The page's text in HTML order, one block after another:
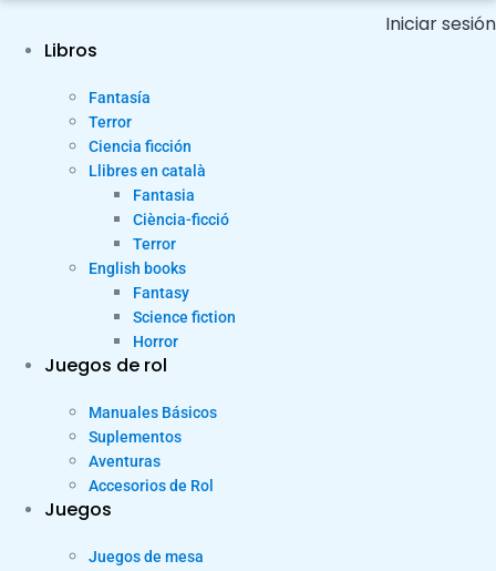
Iniciar sesión
Libros
Fantasía
Terror
Ciencia ficción
Llibres en català
Fantasia
Ciència-ficció
Terror
English books
Fantasy
Science fiction
Horror
Juegos de rol
Manuales Básicos
Suplementos
Aventuras
Accesorios de Rol
Juegos
Juegos de mesa